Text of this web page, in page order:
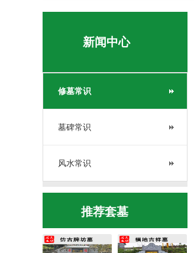
新闻中心
修墓常识
墓碑常识
风水常识
推荐套墓